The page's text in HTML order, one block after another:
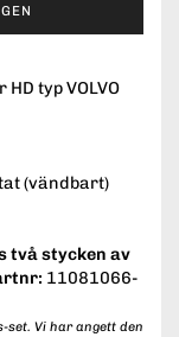
typ VOLVO
(vändbart)
två stycken av
11081066-
Vi har angett den